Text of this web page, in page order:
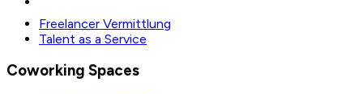
Freelancer Vermittlung
Talent as a Service
Coworking Spaces